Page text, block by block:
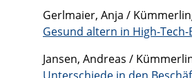
Gerlmaier, Anja /
Gesund altern in High-
Jansen, Andreas /